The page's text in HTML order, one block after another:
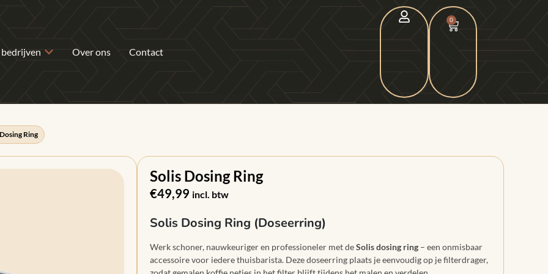
Over ons Contact
0
Ring
Solis Dosing Ring
€49,99 incl. btw
Solis Dosing Ring (Doseerring)
Werk schoner, nauwkeuriger en professioneler met deSolis dosing ring – een onmisbaar
accessoire voor iedere thuisbarista. Deze doseerring plaats je eenvoudig op je filterdrager,